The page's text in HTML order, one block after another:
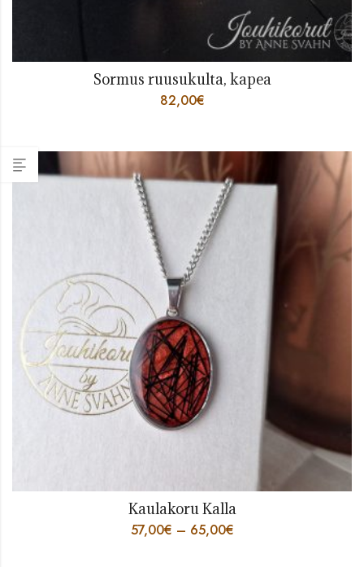
Sormus ruusukulta, kapea
82,00€
Kaulakoru Kalla
57,00€ – 65,00€